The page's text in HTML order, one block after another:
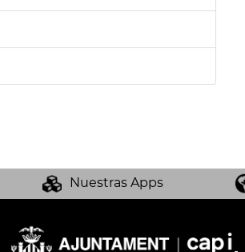
Nuestras Apps